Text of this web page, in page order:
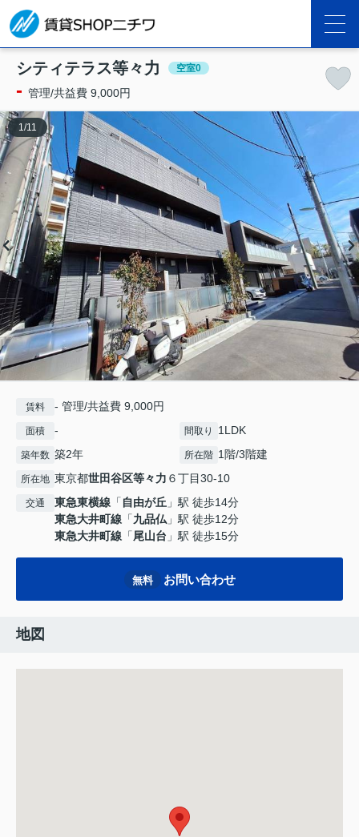
シティテラス等々力 空室0
- 管理/共益費 9,000円
1 /11
賃料 - 管理/共益費 9,000円
面積 - 間取り 1LDK
築年数 築2年 所在階 1階/3階建
所在地 東京都世田谷区等々力 ６丁目30-10
交通 東急東横線 「 自由が丘 」駅 徒歩14分
東急大井町線 「九品仏 」駅 徒歩12分
東急大井町線 「尾山台 」駅 徒歩15分
無料 お問い合わせ
地図